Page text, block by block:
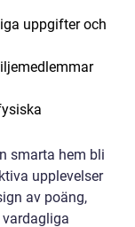
uppgifter och
smarta hem bli
upplevelser
av poäng,